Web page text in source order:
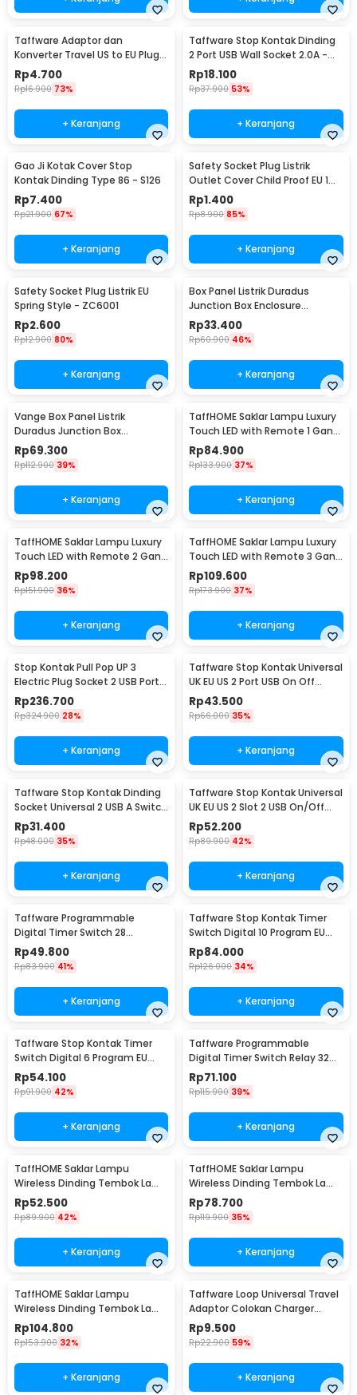
Taffware Adaptor dan
Konverter Travel US to EU Plug
10A 250V 1 PCS - WN-20
Rp4.700
Rp16.900 73%
+ Keranjang
Taffware Stop Kontak Dinding
2 Port USB Wall Socket 2.0A -
ES-USB-2
Rp18.100
Rp37.900 53%
+ Keranjang
Gao Ji Kotak Cover Stop
Kontak Dinding Type 86 - S126
Rp7.400
Rp21.900 67%
+ Keranjang
Safety Socket Plug Listrik
Outlet Cover Child Proof EU 1
PCS
Rp1.400
Rp8.900 85%
+ Keranjang
Safety Socket Plug Listrik EU
Spring Style - ZC6001
Rp2.600
Rp12.900 80%
+ Keranjang
Box Panel Listrik Duradus
Junction Box Enclosure
Waterproof 158x90mm - B1589
Rp33.400
Rp60.900 46%
+ Keranjang
Vange Box Panel Listrik
Duradus Junction Box
Waterproof 238x160x90mm -
VG-I01
Rp69.300
Rp112.900 39%
+ Keranjang
TaffHOME Saklar Lampu Luxury
Touch LED with Remote 1 Gang
- XJG-DH001
Rp84.900
Rp133.900 37%
+ Keranjang
TaffHOME Saklar Lampu Luxury
Touch LED with Remote 2 Gang
- XJG-DH001
Rp98.200
Rp151.900 36%
+ Keranjang
TaffHOME Saklar Lampu Luxury
Touch LED with Remote 3 Gang
- XJG-DH001
Rp109.600
Rp173.900 37%
+ Keranjang
Stop Kontak Pull Pop UP 3
Electric Plug Socket 2 USB Port
EU - PDU
Rp236.700
Rp324.900 28%
+ Keranjang
Taffware Stop Kontak Universal
UK EU US 2 Port USB On Off
Switch - LC-20
Rp43.500
Rp66.000 35%
+ Keranjang
Taffware Stop Kontak Dinding
Socket Universal 2 USB A Switch
250V - LC-19
Rp31.400
Rp48.000 35%
+ Keranjang
Taffware Stop Kontak Universal
UK EU US 2 Slot 2 USB On/Off
Switch - LC-86
Rp52.200
Rp89.900 42%
+ Keranjang
Taffware Programmable
Digital Timer Switch 28
Program 220V/25A(16A) -
THC30A
Rp49.800
Rp83.900 41%
+ Keranjang
Taffware Stop Kontak Timer
Switch Digital 10 Program EU
Plug 16A 230V - KWE-TM02-EU
Rp84.000
Rp126.000 34%
+ Keranjang
Taffware Stop Kontak Timer
Switch Digital 6 Program EU
Plug 16A 230V - W03
Rp54.100
Rp91.900 42%
+ Keranjang
Taffware Programmable
Digital Timer Switch Relay 32
Program 220V - KG316T
Rp71.100
Rp115.900 39%
+ Keranjang
TaffHOME Saklar Lampu
Wireless Dinding Tembok Lamp
Switch RF 433MHz 1 Gang 1
Receiver - WHK01
Rp52.500
Rp89.900 42%
+ Keranjang
TaffHOME Saklar Lampu
Wireless Dinding Tembok Lamp
Switch RF 433MHz 2 Gang 2
Receiver - WHK01
Rp78.700
Rp119.900 35%
+ Keranjang
TaffHOME Saklar Lampu
Wireless Dinding Tembok Lamp
Switch RF 433MHz 3 Gang 3
Receiver - WHK01
Rp104.800
Rp153.900 32%
+ Keranjang
Taffware Loop Universal Travel
Adaptor Colokan Charger
Adapter 2500W - N16
Rp9.500
Rp22.900 59%
+ Keranjang